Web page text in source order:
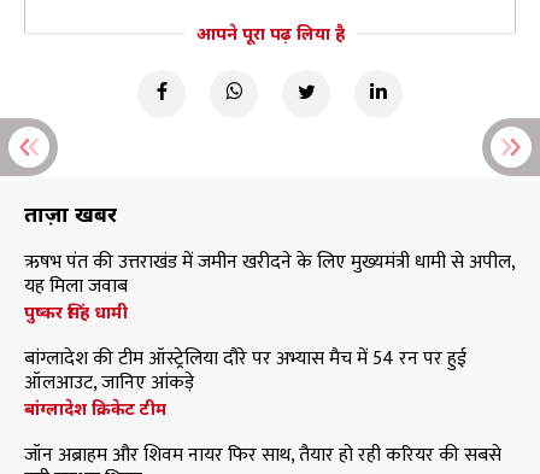
आपने पूरा पढ़ लिया है
ताज़ा खबरें
ऋषभ पंत की उत्तराखंड में जमीन खरीदने के लिए मुख्यमंत्री धामी से अपील,
यह मिला जवाब
पुष्कर सिंह धामी
बांग्लादेश की टीम ऑस्ट्रेलिया दौरे पर अभ्यास मैच में 54 रन पर हुई
ऑलआउट, जानिए आंकड़े
बांग्लादेश क्रिकेट टीम
जॉन अब्राहम और शिवम नायर फिर साथ, तैयार हो रही करियर की सबसे